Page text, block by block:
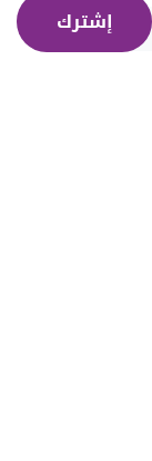
إشترك